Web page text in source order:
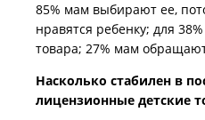
85% мам выбирают ее,
нравятся ребенку; для
товара; 27% мам
Насколько стабилен в
лицензионные детские